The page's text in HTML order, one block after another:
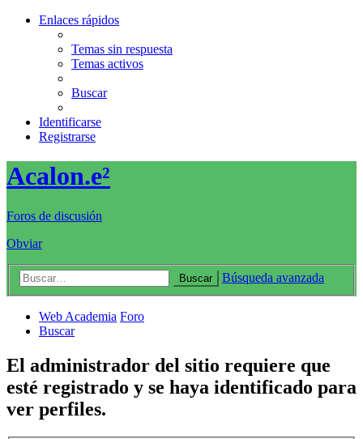
Enlaces rápidos
Temas sin respuesta
Temas activos
Buscar
Identificarse
Registrarse
Acalon.e²
Foros de discusión
Obviar
Buscar Búsqueda avanzada
Web Academia Foro
Buscar
El administrador del sitio requiere que
esté registrado y se haya identificado para
ver perfiles.